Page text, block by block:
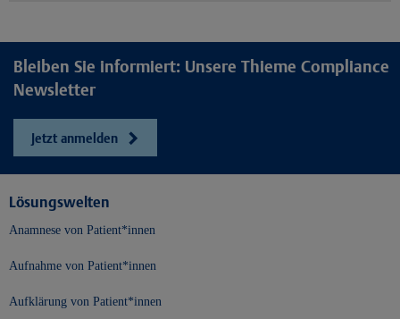
Bleiben Sie informiert: Unsere Thieme Compliance
Newsletter
Jetzt anmelden
Lösungswelten
Anamnese von Patient*innen
Aufnahme von Patient*innen
Aufklärung von Patient*innen